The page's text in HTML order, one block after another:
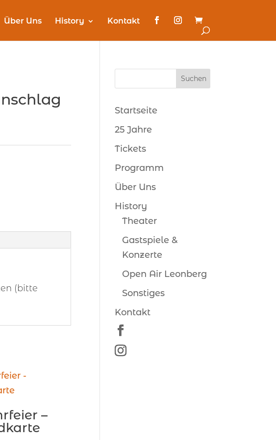
Über Uns History Kontakt
(bitte
–
Startseite
25 Jahre
Tickets
Programm
Über Uns
History
Theater
Gastspiele &
Konzerte
Open Air Leonberg
Sonstiges
Kontakt